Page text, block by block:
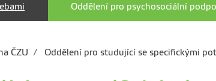
Oddělení pro psychosociální
ČZU Oddělení pro studující se specifickými